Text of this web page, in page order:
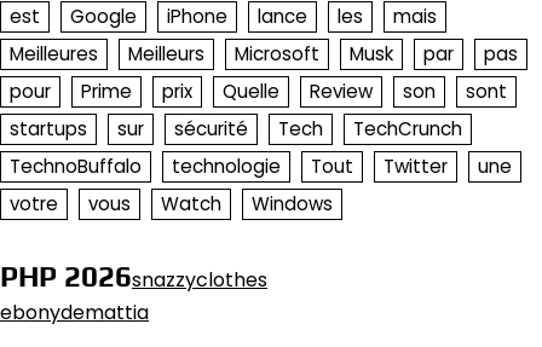
est
Google iPhone lance les
mais
Meilleures
Meilleurs Microsoft Musk par
pas
pour
Prime prix Quelle Review son
sont
startups
sur sécurité Tech
TechCrunch
TechnoBuffalo
technologie Tout Twitter
une
votre
vous Watch Windows
PHP 2026snazzyclothes
ebonydemattia